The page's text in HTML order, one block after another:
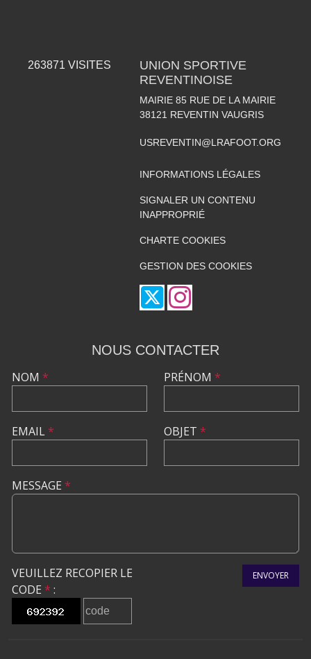
263871 VISITES
UNION SPORTIVE
REVENTINOISE
MAIRIE 85 RUE DE LA MAIRIE
38121 REVENTIN VAUGRIS
USREVENTIN@LRAFOOT.ORG
INFORMATIONS LÉGALES
SIGNALER UN CONTENU
INAPPROPRIÉ
CHARTE COOKIES
GESTION DES COOKIES
NOUS CONTACTER
NOM *
EMAIL*
PRÉNOM *
OBJET *
MESSAGE *
VEUILLEZ RECOPIER LE
CODE * :
ENVOYER